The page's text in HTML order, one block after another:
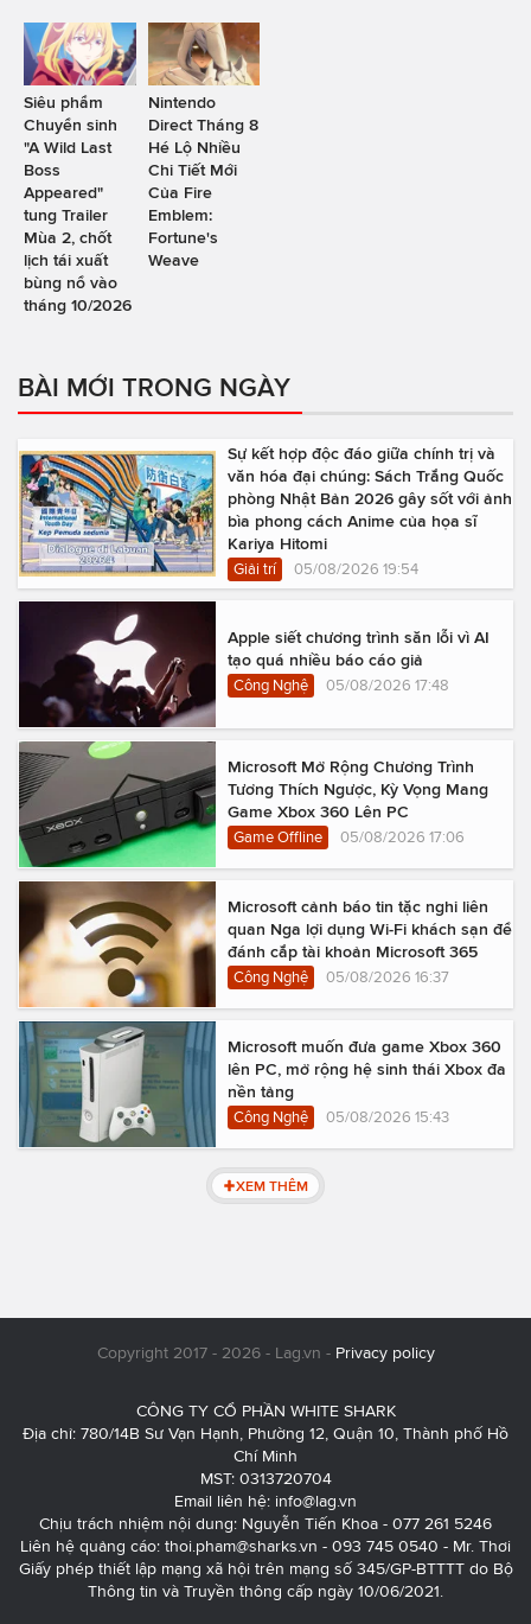
Siêu phẩm
Chuyển sinh
"A Wild Last
Boss
Appeared"
tung Trailer
Mùa 2, chốt
lịch tái xuất
bùng nổ vào
tháng 10/2026
Nintendo
Direct Tháng 8
Hé Lộ Nhiều
Chi Tiết Mới
Của Fire
Emblem:
Fortune's
Weave
BÀI MỚI TRONG NGÀY
Sự kết hợp độc đáo giữa chính trị và
văn hóa đại chúng: Sách Trắng Quốc
phòng Nhật Bản 2026 gây sốt với ảnh
bìa phong cách Anime của họa sĩ
Kariya Hitomi
Giải trí 05/08/2026 19:54
Apple siết chương trình săn lỗi vì AI
tạo quá nhiều báo cáo giả
Công Nghệ 05/08/2026 17:48
Microsoft Mở Rộng Chương Trình
Tương Thích Ngược, Kỳ Vọng Mang
Game Xbox 360 Lên PC
Game Offline 05/08/2026 17:06
Microsoft cảnh báo tin tặc nghi liên
quan Nga lợi dụng Wi-Fi khách sạn để
đánh cắp tài khoản Microsoft 365
Công Nghệ 05/08/2026 16:37
Microsoft muốn đưa game Xbox 360
lên PC, mở rộng hệ sinh thái Xbox đa
nền tảng
Công Nghệ 05/08/2026 15:43
XEM THÊM
Copyright 2017 - 2026 - Lag.vn - Privacy policy
CÔNG TY CỔ PHẦN WHITE SHARK
Địa chỉ: 780/14B Sư Vạn Hạnh, Phường 12, Quận 10, Thành phố Hồ
Chí Minh
MST: 0313720704
Email liên hệ: info@lag.vn
Chịu trách nhiệm nội dung: Nguyễn Tiến Khoa - 077 261 5246
Liên hệ quảng cáo: thoi.pham@sharks.vn - 093 745 0540 - Mr. Thơi
Giấy phép thiết lập mạng xã hội trên mạng số 345/GP-BTTTT do Bộ
Thông tin và Truyền thông cấp ngày 10/06/2021.